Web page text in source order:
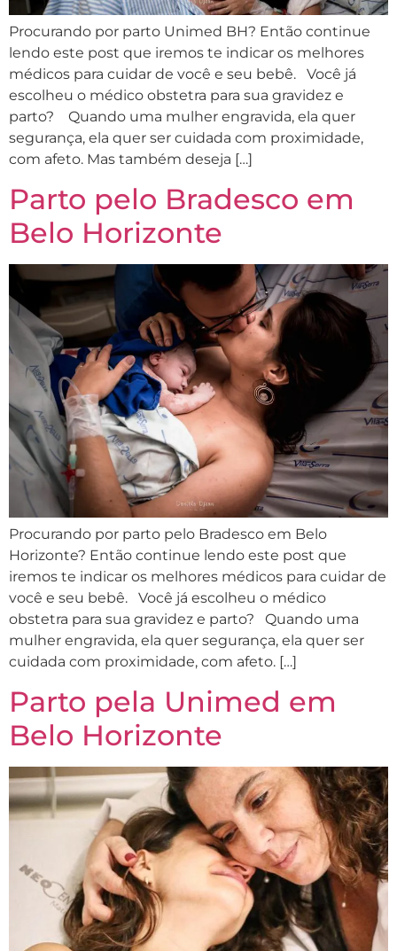
Procurando por parto Unimed BH? Então continue
lendo este post que iremos te indicar os melhores
médicos para cuidar de você e seu bebê. Você já
escolheu o médico obstetra para sua gravidez e
parto? Quando uma mulher engravida, ela quer
segurança, ela quer ser cuidada com proximidade,
com afeto. Mas também deseja […]
Parto pelo Bradesco em
Belo Horizonte
Procurando por parto pelo Bradesco em Belo
Horizonte? Então continue lendo este post que
iremos te indicar os melhores médicos para cuidar de
você e seu bebê. Você já escolheu o médico
obstetra para sua gravidez e parto? Quando uma
mulher engravida, ela quer segurança, ela quer ser
cuidada com proximidade, com afeto. […]
Parto pela Unimed em
Belo Horizonte